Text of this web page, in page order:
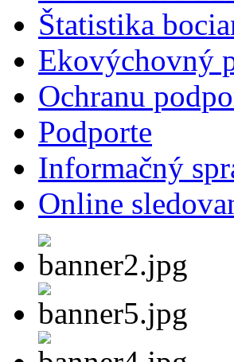
Štatistika
Ekovýchovný
Ochranu
Podporte
Informačný
Online